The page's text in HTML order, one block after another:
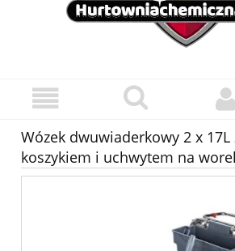
Wózek dwuwiaderkowy 2 x 17L
koszykiem i uchwytem na